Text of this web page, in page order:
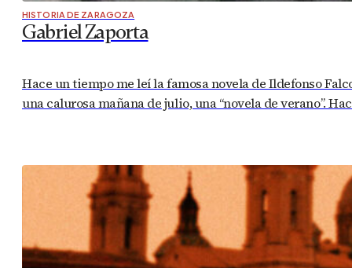
HISTORIA DE ZARAGOZA
Gabriel Zaporta
Hace un tiempo me leí la famosa novela de Ildefonso
una calurosa mañana de julio, una “novela de verano”.